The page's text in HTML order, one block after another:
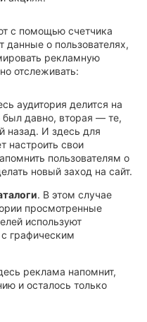
с помощью счетчика
о пользователях,
рекламную
отслеживать:
аудитория делится на
давно, вторая — те,
назад. И здесь для
настроить свои
пользователям о
новый заход на сайт.
. В этом случае
просмотренные
используют
графическим
реклама напомнит,
и осталось только